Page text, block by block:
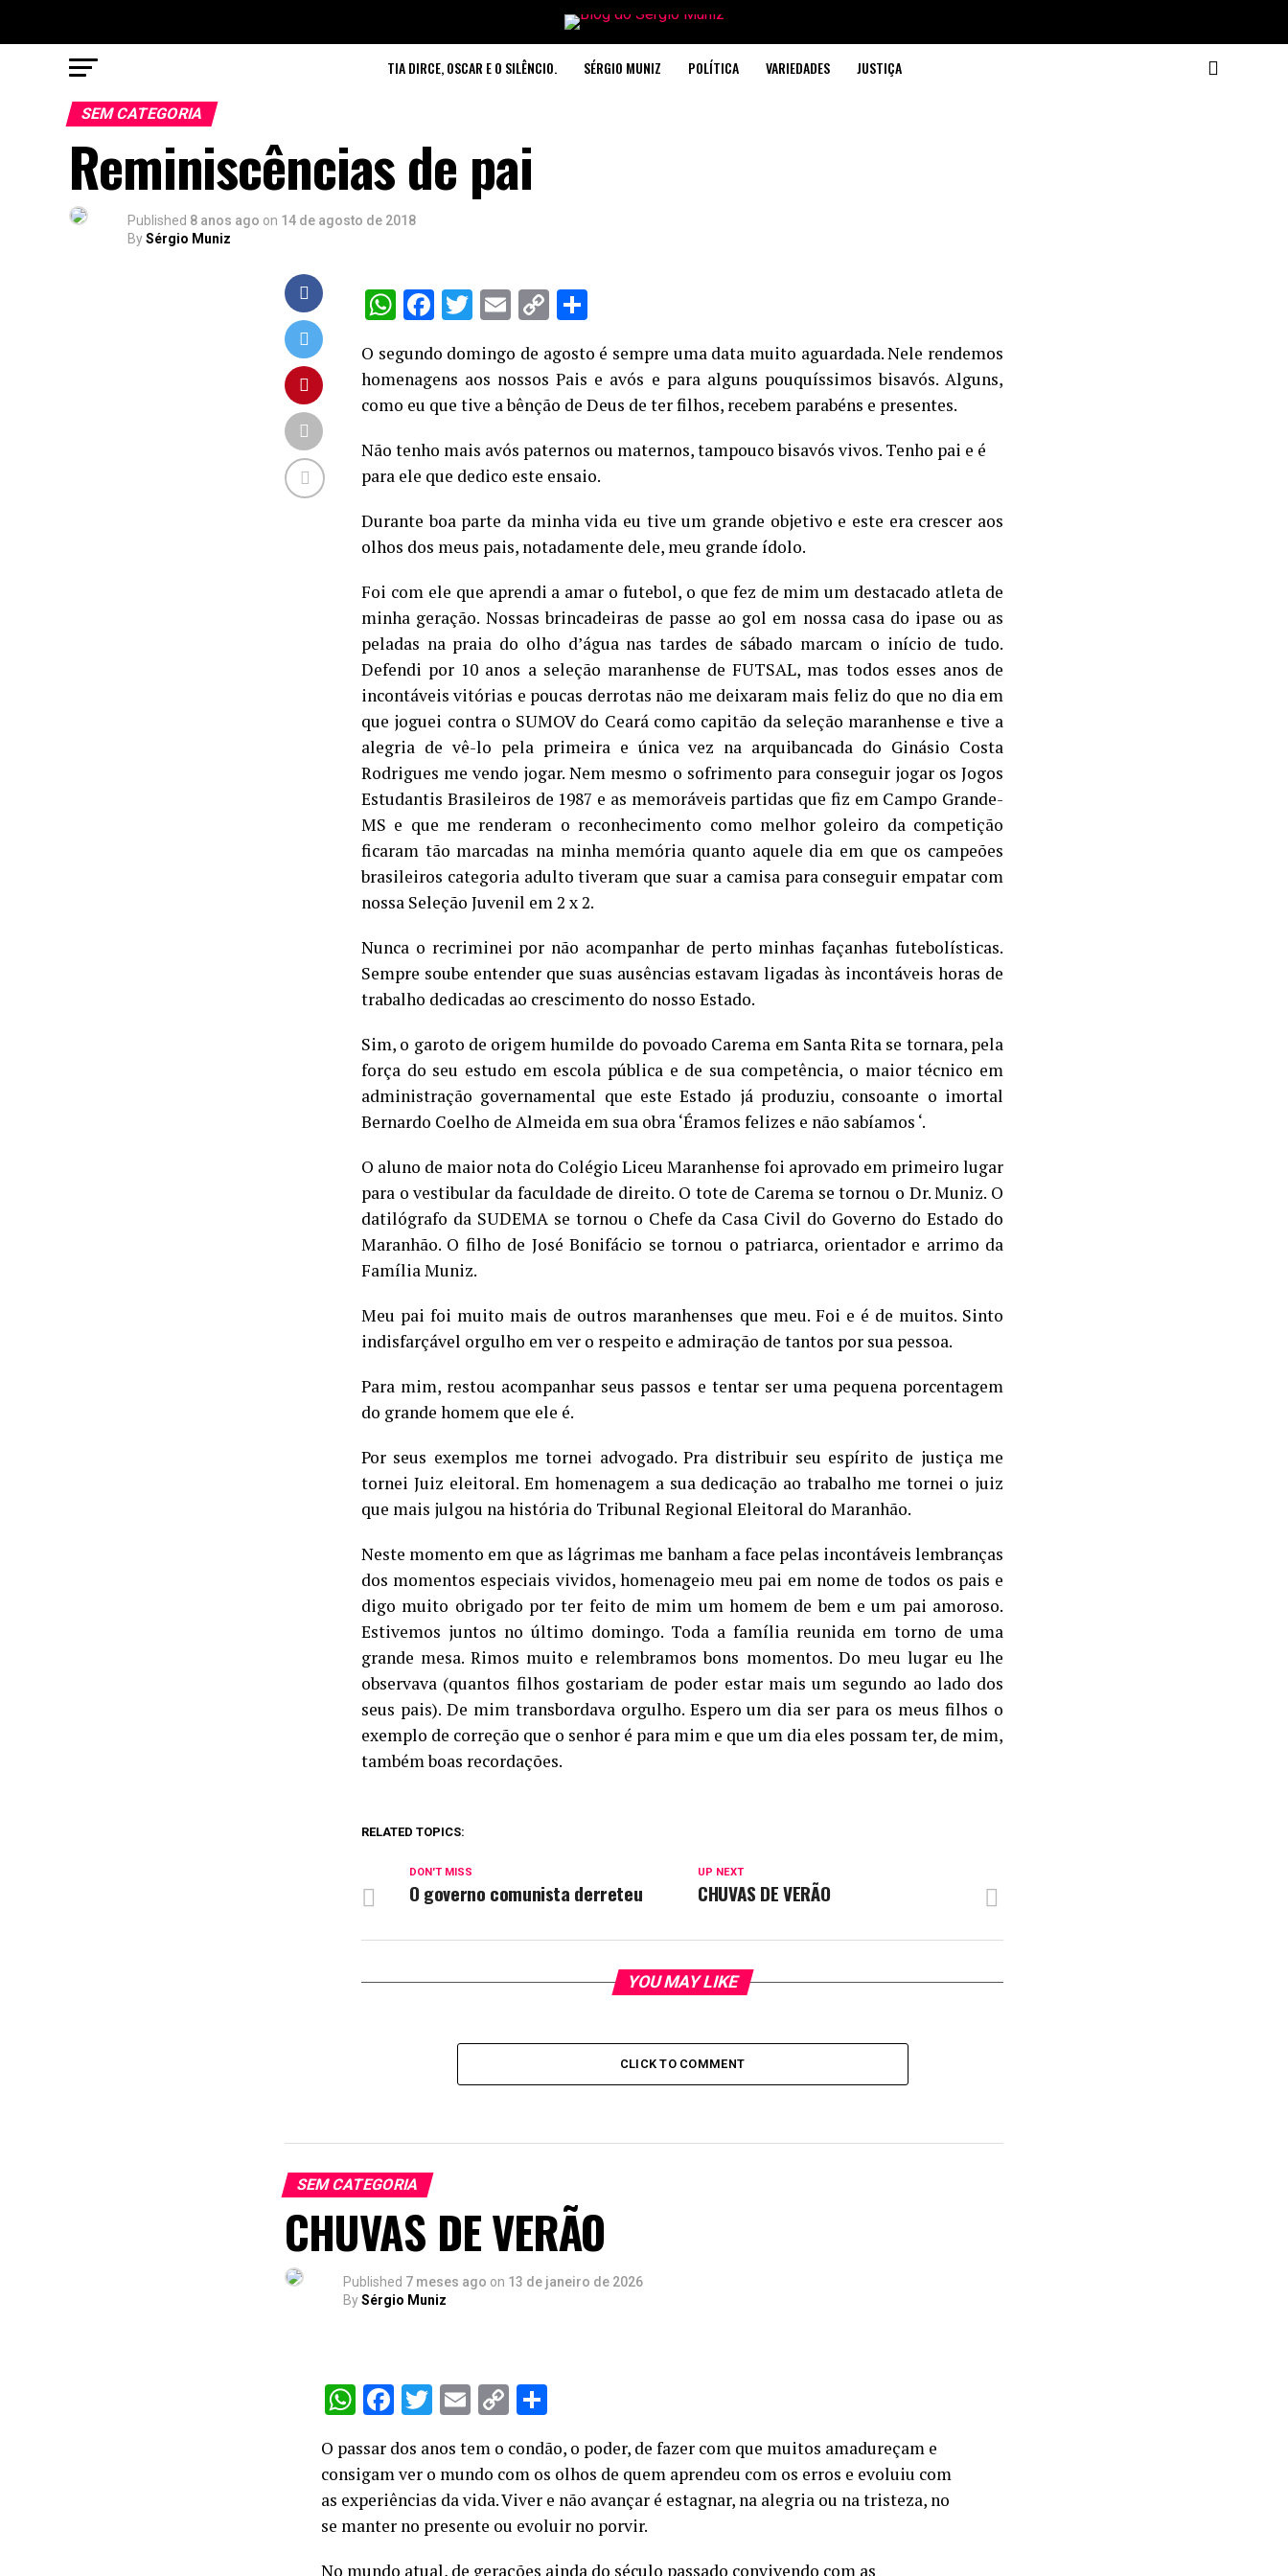
TIA DIRCE, OSCAR E O SILÊNCIO. SÉRGIO MUNIZ POLÍTICA VARIEDADES JUSTIÇA
SEM CATEGORIA
Reminiscências de pai
Published 8 anos ago on 14 de agosto de 2018
BySérgio Muniz
WhatsApp
Facebook
Twitter
Email
Copy
O segundo domingo de agosto é sempre uma data muito aguardada. Nele rendemos
homenagens aos nossos Pais e avós e para alguns pouquíssimos bisavós. Alguns,
como eu que tive a bênção de Deus de ter filhos, recebem parabéns e presentes.
Não tenho mais avós paternos ou maternos, tampouco bisavós vivos. Tenho pai e é
para ele que dedico este ensaio.
Durante boa parte da minha vida eu tive um grande objetivo e este era crescer aos
olhos dos meus pais, notadamente dele, meu grande ídolo.
Foi com ele que aprendi a amar o futebol, o que fez de mim um destacado atleta de
minha geração. Nossas brincadeiras de passe ao gol em nossa casa do ipase ou as
peladas na praia do olho d’água nas tardes de sábado marcam o início de tudo.
Defendi por 10 anos a seleção maranhense de FUTSAL, mas todos esses anos de
incontáveis vitórias e poucas derrotas não me deixaram mais feliz do que no dia em
que joguei contra o SUMOV do Ceará como capitão da seleção maranhense e tive a
alegria de vê-lo pela primeira e única vez na arquibancada do Ginásio Costa
Rodrigues me vendo jogar. Nem mesmo o sofrimento para conseguir jogar os Jogos
Estudantis Brasileiros de 1987 e as memoráveis partidas que fiz em Campo Grande-
MS e que me renderam o reconhecimento como melhor goleiro da competição
ficaram tão marcadas na minha memória quanto aquele dia em que os campeões
brasileiros categoria adulto tiveram que suar a camisa para conseguir empatar com
nossa Seleção Juvenil em 2 x 2.
Nunca o recriminei por não acompanhar de perto minhas façanhas futebolísticas.
Sempre soube entender que suas ausências estavam ligadas às incontáveis horas de
trabalho dedicadas ao crescimento do nosso Estado.
Sim, o garoto de origem humilde do povoado Carema em Santa Rita se tornara, pela
força do seu estudo em escola pública e de sua competência, o maior técnico em
administração governamental que este Estado já produziu, consoante o imortal
Bernardo Coelho de Almeida em sua obra ‘Éramos felizes e não sabíamos ‘.
O aluno de maior nota do Colégio Liceu Maranhense foi aprovado em primeiro lugar
para o vestibular da faculdade de direito. O tote de Carema se tornou o Dr. Muniz. O
datilógrafo da SUDEMA se tornou o Chefe da Casa Civil do Governo do Estado do
Maranhão. O filho de José Bonifácio se tornou o patriarca, orientador e arrimo da
Família Muniz.
Meu pai foi muito mais de outros maranhenses que meu. Foi e é de muitos. Sinto
indisfarçável orgulho em ver o respeito e admiração de tantos por sua pessoa.
Para mim, restou acompanhar seus passos e tentar ser uma pequena porcentagem
do grande homem que ele é.
Por seus exemplos me tornei advogado. Pra distribuir seu espírito de justiça me
tornei Juiz eleitoral. Em homenagem a sua dedicação ao trabalho me tornei o juiz
que mais julgou na história do Tribunal Regional Eleitoral do Maranhão.
Neste momento em que as lágrimas me banham a face pelas incontáveis lembranças
dos momentos especiais vividos, homenageio meu pai em nome de todos os pais e
digo muito obrigado por ter feito de mim um homem de bem e um pai amoroso.
Estivemos juntos no último domingo. Toda a família reunida em torno de uma
grande mesa. Rimos muito e relembramos bons momentos. Do meu lugar eu lhe
observava (quantos filhos gostariam de poder estar mais um segundo ao lado dos
seus pais). De mim transbordava orgulho. Espero um dia ser para os meus filhos o
exemplo de correção que o senhor é para mim e que um dia eles possam ter, de mim,
também boas recordações.
RELATED TOPICS:
UP NEXT
CHUVAS DE VERÃO
DON'T MISS
O governo comunista derreteu
YOU MAY LIKE
CLICK TO COMMENT
SEM CATEGORIA
CHUVAS DE VERÃO
Published 7 meses ago on 13 de janeiro de 2026
BySérgio Muniz
WhatsApp
Facebook
Twitter
Email
CopyShare
O passar dos anos tem o condão, o poder, de fazer com que muitos amadureçam e
consigam ver o mundo com os olhos de quem aprendeu com os erros e evoluiu com
as experiências da vida. Viver e não avançar é estagnar, na alegria ou na tristeza, no
se manter no presente ou evoluir no porvir.
No mundo atual, de gerações ainda do século passado convivendo com as